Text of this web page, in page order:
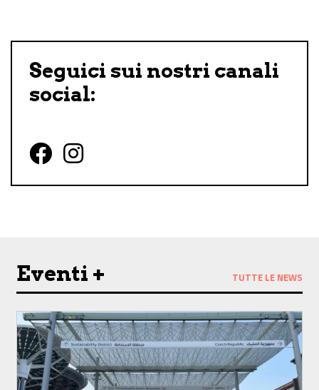
Seguici sui nostri canali
social:
Follow us on Facebook
Follow us on Instagram
Eventi + TUTTE LE NEWS